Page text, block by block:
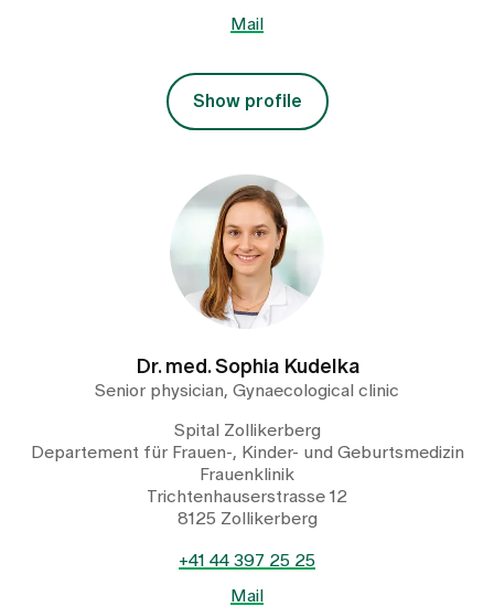
Mail
Show profile
Dr. med. Sophia Kudelka
Senior physician, Gynaecological clinic
Spital Zollikerberg
Departement für Frauen-, Kinder- und Geburtsmedizin
Frauenklinik
Trichtenhauserstrasse 12
8125 Zollikerberg
+41 44 397 25 25
Mail